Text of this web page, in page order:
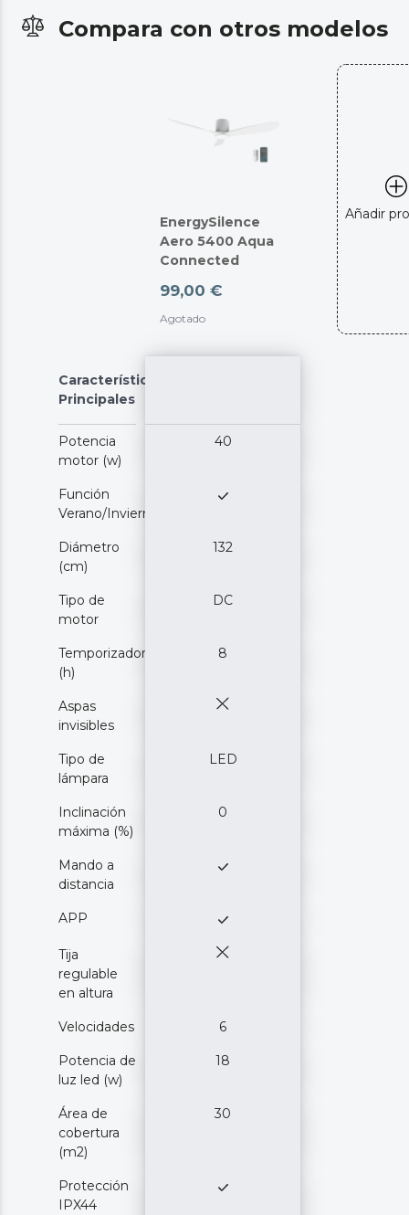
Compara con otros modelos
EnergySilence
Aero 5400 Aqua
Connected
99,00 €
Agotado
Añadir
Características
Principales
Potencia
motor (w)
40
Función
Verano/Invierno
Diámetro
(cm)
132
Tipo de
motor
DC
Temporizador
(h)
8
Aspas
invisibles
Tipo de
lámpara
LED
Inclinación
máxima (%)
0
Mando a
distancia
APP
Tija
regulable
en altura
Velocidades 6
Potencia de
luz led (w)
18
Área de
cobertura
(m2)
30
Protección
IPX44